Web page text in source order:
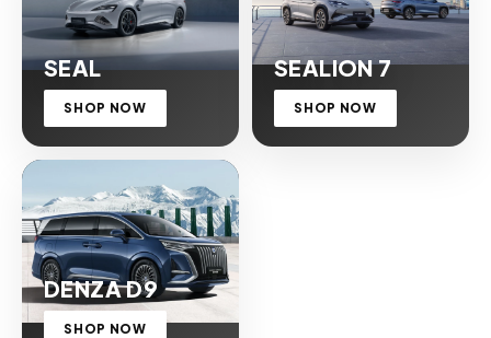
SEAL
SHOP NOW
SEALION 7
SHOP NOW
DENZA D9
SHOP NOW